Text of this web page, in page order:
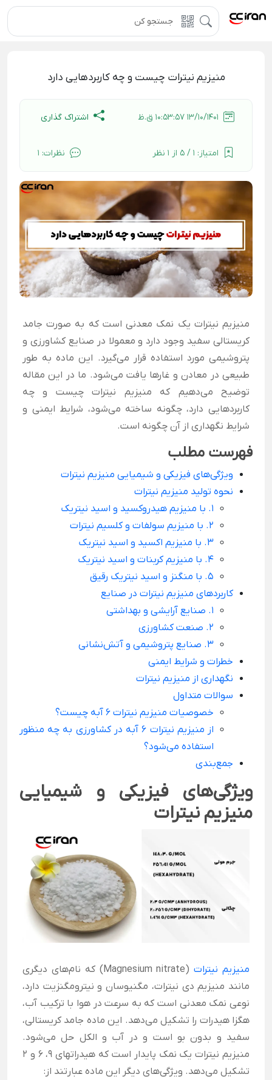
منیزیم نیترات چیست و چه کاربردهایی دارد
اشتراک گذاری
امتیاز: 1 / 5 از 1 نظر نظرات: 1
منیزیم نیترات یک نمک معدنی است که به صورت جامد
کریستالی سفید وجود دارد و معمولا در صنایع کشاورزی و
پتروشیمی مورد استفاده قرار می‌گیرد. این ماده به طور
طبیعی در معادن و غارها یافت می‌شود. ما در این مقاله
توضیح می‌دهیم که منیزیم نیترات چیست و چه
کاربردهایی دارد، چگونه ساخته می‌شود، شرایط ایمنی و
شرایط نگهداری از آن چگونه است.
فهرست مطلب
ویژگی‌های فیزیکی و شیمیایی منیزیم نیترات
نحوه تولید منیزیم نیترات
1. با منیزیم هیدروکسید و اسید نیتریک
2. با منیزیم سولفات و کلسیم نیترات
3. با منیزیم اکسید و اسید نیتریک
4. با منیزیم کربنات و اسید نیتریک
5. با منگنز و اسید نیتریک رقیق
کاربردهای منیزیم نیترات در صنایع
1. صنایع آرایشی و بهداشتی
2. صنعت کشاورزی
3. صنایع پتروشیمی و آتش‌نشانی
خطرات و شرایط ایمنی
نگهداری از منیزیم نیترات
سوالات متداول
خصوصیات منیزیم نیترات 6 آبه چیست؟
از منیزیم نیترات 6 آبه در کشاورزی به چه منظور
استفاده می‌شود؟
جمع‌بندی
ویژگی‌های فیزیکی و شیمیایی
منیزیم نیترات
منیزیم نیترات
(Magnesium nitrate) که نام‌های دیگری
مانند منیزیم دی نیترات، مگنیوسان و نیترومگنزیت دارد،
نوعی نمک معدنی است که به سرعت در هوا با ترکیب آب،
هگزا هیدرات را تشکیل می‌دهد. این ماده جامد کریستالی،
سفید و بدون بو است و در آب و الکل حل می‌شود.
منیزیم نیترات یک نمک پایدار است که هیدراتهای 9، 6 و 2
تشکیل می‌دهد. ویژگی‌های دیگر این ماده عبارتند از: